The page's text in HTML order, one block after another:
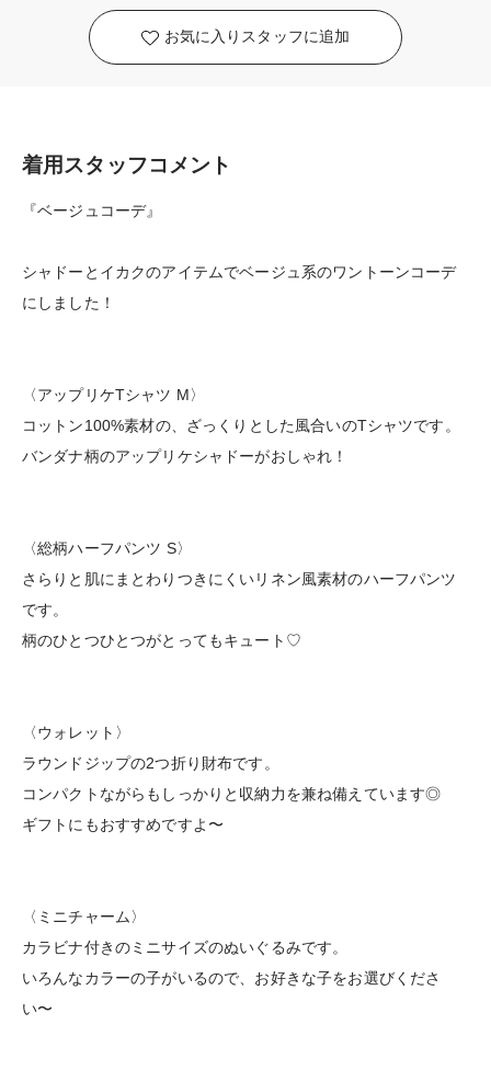
お気に入りスタッフに追加
着用スタッフコメント
『ベージュコーデ』
シャドーとイカクのアイテムでベージュ系のワントーンコーデ
にしました！
〈アップリケTシャツ M〉
コットン100%素材の、ざっくりとした風合いのTシャツです。
バンダナ柄のアップリケシャドーがおしゃれ！
〈総柄ハーフパンツ S〉
さらりと肌にまとわりつきにくいリネン風素材のハーフパンツ
です。
柄のひとつひとつがとってもキュート♡
〈ウォレット〉
ラウンドジップの2つ折り財布です。
コンパクトながらもしっかりと収納力を兼ね備えています◎
ギフトにもおすすめですよ〜
〈ミニチャーム〉
カラビナ付きのミニサイズのぬいぐるみです。
いろんなカラーの子がいるので、お好きな子をお選びくださ
い〜